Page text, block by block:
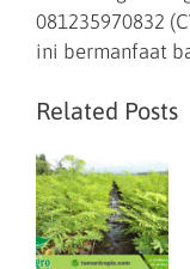
081235970832
ini bermanfaat
Related Posts